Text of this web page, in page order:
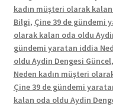
kadın müşteri olarak
Bilgi, Çine 39 de gündemi
olarak kalan oda oldu
gündemi yaratan iddia
oldu Aydin Dengesi Güncel,
Neden kadın müşteri
Çine 39 de gündemi
kalan oda oldu Aydin